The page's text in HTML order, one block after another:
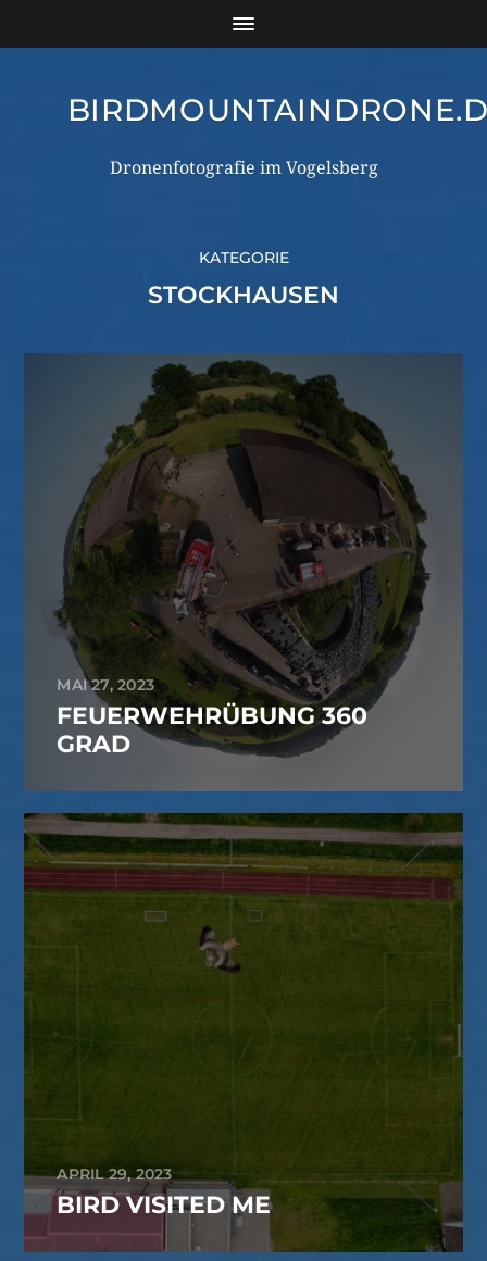
Dronenfotografie im Vogelsberg
KATEGORIE
STOCKHAUSEN
MAI 27, 2023
FEUERWEHRÜBUNG 360
GRAD
APRIL 29, 2023
BIRD VISITED ME